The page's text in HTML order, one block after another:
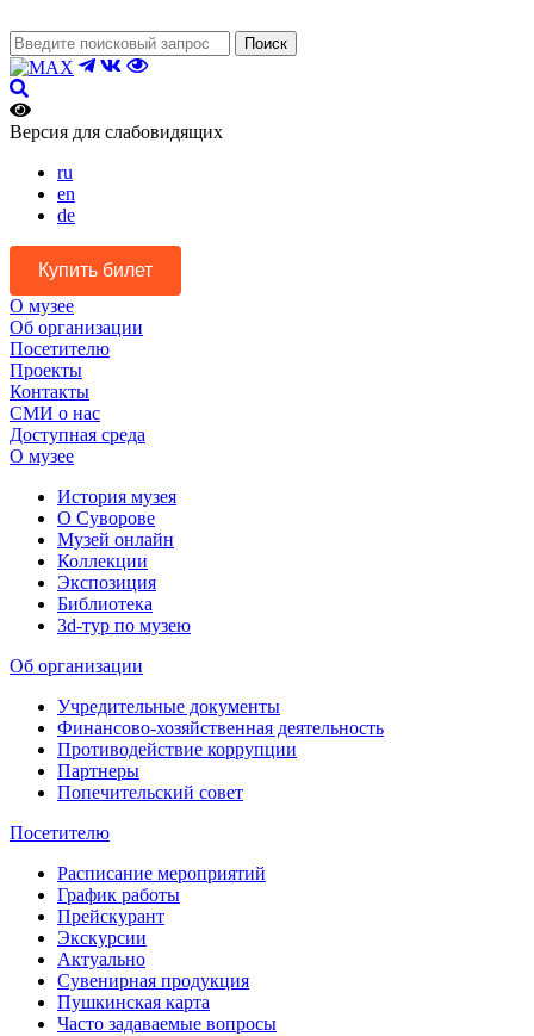
Поиск
Версия для слабовидящих
ru
en
de
Купить билет
О музее
Об организации
Посетителю
Проекты
Контакты
СМИ о нас
Доступная среда
О музее
История музея
О Суворове
Музей онлайн
Коллекции
Экспозиция
Библиотека
3d-тур по музею
Об организации
Учредительные документы
Финансово-хозяйственная деятельность
Противодействие коррупции
Партнеры
Попечительский совет
Посетителю
Расписание мероприятий
График работы
Прейскурант
Экскурсии
Актуально
Сувенирная продукция
Пушкинская карта
Часто задаваемые вопросы